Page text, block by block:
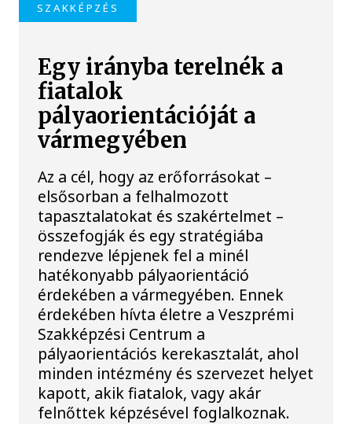
SZAKKÉPZÉS
Egy irányba terelnék a
fiatalok
pályaorientációját a
vármegyében
Az a cél, hogy az erőforrásokat –
elsősorban a felhalmozott
tapasztalatokat és szakértelmet –
összefogják és egy stratégiába
rendezve lépjenek fel a minél
hatékonyabb pályaorientáció
érdekében a vármegyében. Ennek
érdekében hívta életre a Veszprémi
Szakképzési Centrum a
pályaorientációs kerekasztalát, ahol
minden intézmény és szervezet helyet
kapott, akik fiatalok, vagy akár
felnőttek képzésével foglalkoznak.